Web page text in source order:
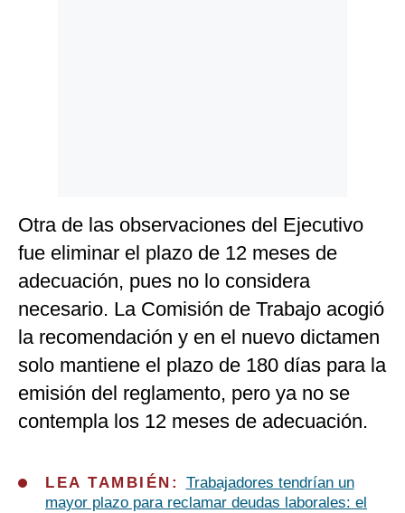
Otra de las observaciones del Ejecutivo
fue eliminar el plazo de 12 meses de
adecuación, pues no lo considera
necesario. La Comisión de Trabajo acogió
la recomendación y en el nuevo dictamen
solo mantiene el plazo de 180 días para la
emisión del reglamento, pero ya no se
contempla los 12 meses de adecuación.
LEA TAMBIÉN: Trabajadores tendrían un
mayor plazo para reclamar deudas laborales: el